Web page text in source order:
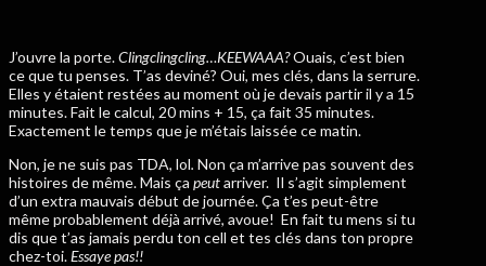
J’ouvre la porte.Clingclingcling…KEEWAAA?Ouais, c’est bien
ce que tu penses. T’as deviné? Oui, mes clés, dans la serrure.
Elles y étaient restées au moment où je devais partir il y a 15
minutes. Fait le calcul, 20 mins + 15, ça fait 35 minutes.
Exactement le temps que je m’étais laissée ce matin.
Non, je ne suis pas TDA, lol. Non ça m’arrive pas souvent des
histoires de même. Mais ça peutarriver. Il s’agit simplement
d’un extra mauvais début de journée. Ça t’es peut-être
même probablement déjà arrivé, avoue! En fait tu mens si tu
dis que t’as jamais perdu ton cell et tes clés dans ton propre
chez-toi.Essaye pas!!